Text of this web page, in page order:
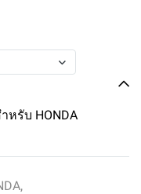
หรับ HONDA
,